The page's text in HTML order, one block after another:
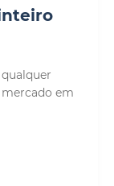
em